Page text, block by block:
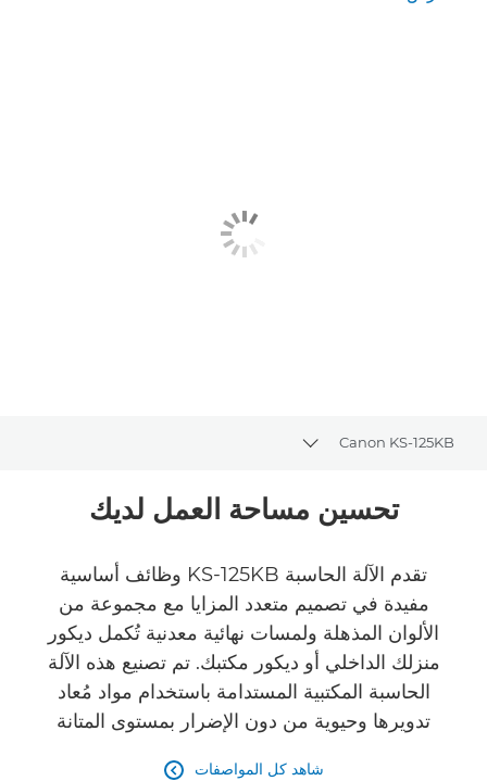
المعرض
Canon KS-125KB
Toggle breadcrumbs
الآراء
تحسين مساحة العمل لديك
تقدم الآلة الحاسبة KS-125KB وظائف أساسية
مفيدة في تصميم متعدد المزايا مع مجموعة من
الألوان المذهلة ولمسات نهائية معدنية تُكمل ديكور
منزلك الداخلي أو ديكور مكتبك. تم تصنيع هذه الآلة
الحاسبة المكتبية المستدامة باستخدام مواد مُعاد
تدويرها وحيوية من دون الإضرار بمستوى المتانة
شاهد كل المواصفات 